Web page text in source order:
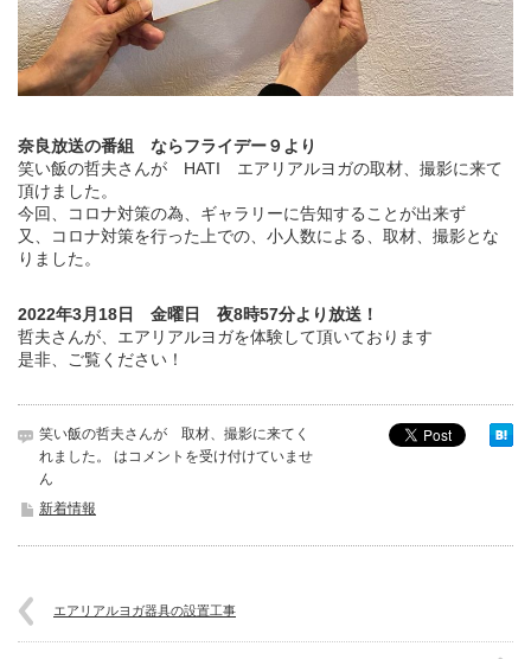
奈良放送の番組 ならフライデー９より
笑い飯の哲夫さんが HATI エアリアルヨガの取材、撮影に来て
頂けました。
今回、コロナ対策の為、ギャラリーに告知することが出来ず
又、コロナ対策を行った上での、小人数による、取材、撮影とな
りました。
2022年3月18日 金曜日 夜8時57分より放送！
哲夫さんが、エアリアルヨガを体験して頂いております
是非、ご覧ください！
笑い飯の哲夫さんが 取材、撮影に来てく
れました。 はコメントを受け付けていませ
ん
新着情報
エアリアルヨガ器具の設置工事